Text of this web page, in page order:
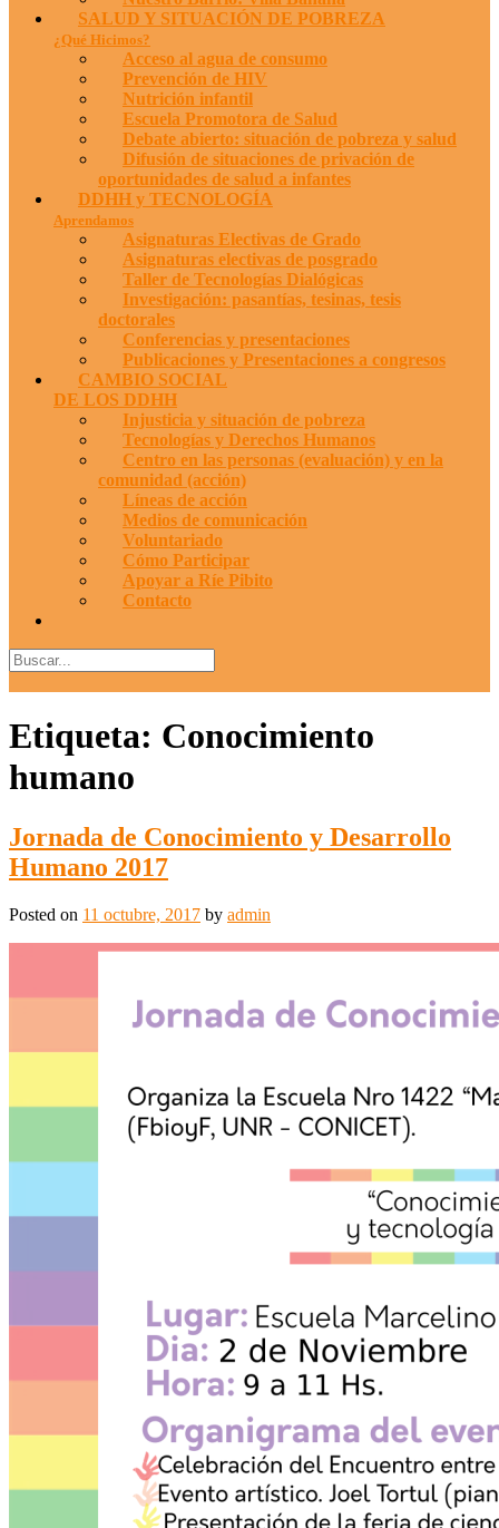
SALUD Y SITUACIÓN DE POBREZA
¿Qué Hicimos?
Acceso al agua de consumo
Prevención de HIV
Nutrición infantil
Escuela Promotora de Salud
Debate abierto: situación de pobreza y salud
Difusión de situaciones de privación de
oportunidades de salud a infantes
DDHH y TECNOLOGÍA
Aprendamos
Asignaturas Electivas de Grado
Asignaturas electivas de posgrado
Taller de Tecnologías Dialógicas
Investigación: pasantías, tesinas, tesis
doctorales
Conferencias y presentaciones
Publicaciones y Presentaciones a congresos
CAMBIO SOCIAL
DE LOS DDHH
Injusticia y situación de pobreza
Tecnologías y Derechos Humanos
Centro en las personas (evaluación) y en la
comunidad (acción)
Líneas de acción
Medios de comunicación
Voluntariado
Cómo Participar
Apoyar a Ríe Pibito
Contacto
Etiqueta: Conocimiento
humano
Jornada de Conocimiento y Desarrollo
Humano 2017
Posted on 11 octubre, 2017 by admin